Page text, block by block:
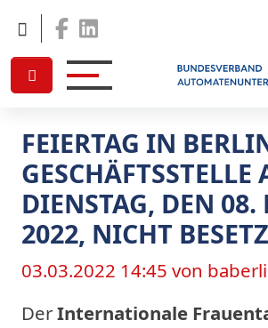
Facebook
FEIERTAG IN
GESCHÄFTSSTELLE
DIENSTAG, DEN 08.
2022, NICHT
03.03.2022 14:45 von
DerInternationale